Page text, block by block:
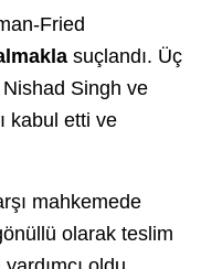
Fried
suçlandı. Üç
Singh ve
kabul etti ve
mahkemede
olarak teslim